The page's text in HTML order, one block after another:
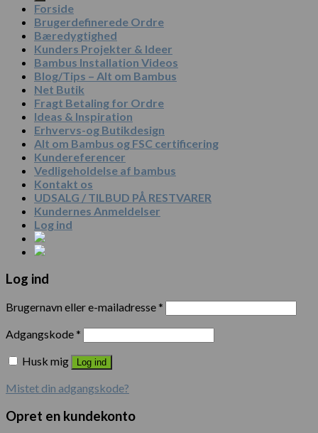
Forside
Brugerdefinerede Ordre
Bæredygtighed
Kunders Projekter & Ideer
Bambus Installation Videos
Blog/Tips – Alt om Bambus
Net Butik
Fragt Betaling for Ordre
Ideas & Inspiration
Erhvervs-og Butikdesign
Alt om Bambus og FSC certificering
Kundereferencer
Vedligeholdelse af bambus
Kontakt os
UDSALG / TILBUD PÅ RESTVARER
Kundernes Anmeldelser
Log ind
Log ind
Brugernavn eller e-mailadresse*
Adgangskode*
Husk mig
Log ind
Mistet din adgangskode?
Opret en kundekonto